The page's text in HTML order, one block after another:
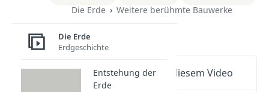
Die Erde
Weitere berühmte Bauwerke
Burj Khalifa
Wichtige Inhalte in diesem Video
Die Erde
Erdgeschichte
Entstehung der
Erde